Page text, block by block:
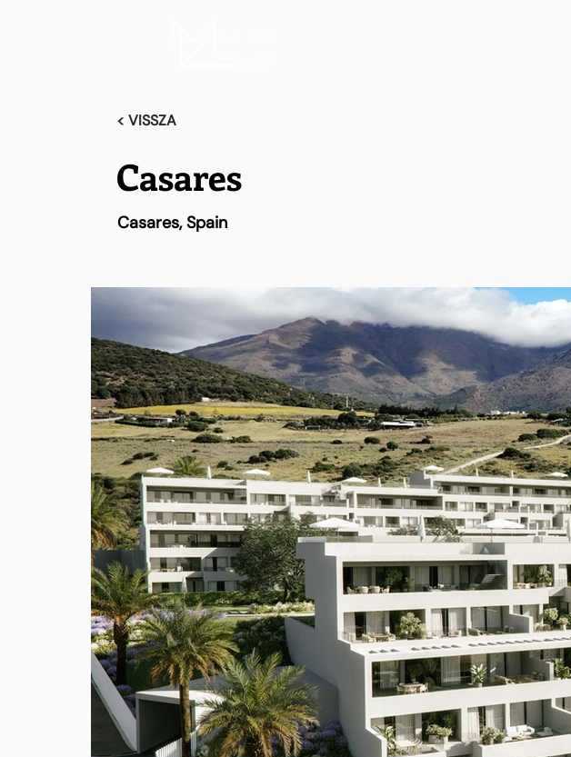
< VISSZA
Casares
Casares, Spain